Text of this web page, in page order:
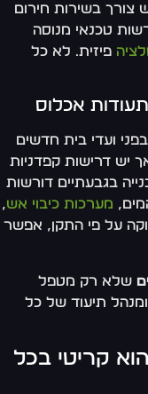
בשירות חירום
טכנאי מנוסה
פיזית. לא כל
אכלוס
ועדי בית חדשים
דרישות קפדניות
בגבעתיים דורשות
מערכות כיבוי אש,
על פי התקן, אפשר
שלא רק מטפל
תיעוד של כל
– מדוע הוא קריטי בכל